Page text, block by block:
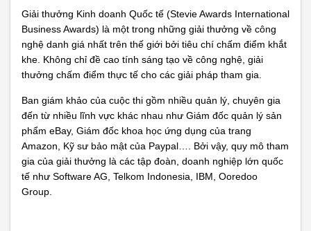
Giải thưởng Kinh doanh Quốc tế (Stevie Awards International
Business Awards) là một trong những giải thưởng về công
nghệ danh giá nhất trên thế giới bởi tiêu chí chấm điểm khắt
khe. Không chỉ đề cao tính sáng tạo về công nghệ, giải
thưởng chấm điểm thực tế cho các giải pháp tham gia.
Ban giám khảo của cuộc thi gồm nhiều quản lý, chuyên gia
đến từ nhiều lĩnh vực khác nhau như Giám đốc quản lý sản
phẩm eBay, Giám đốc khoa học ứng dụng của trang
Amazon, Kỹ sư bảo mật của Paypal…. Bởi vậy, quy mô tham
gia của giải thưởng là các tập đoàn, doanh nghiệp lớn quốc
tế như Software AG, Telkom Indonesia, IBM, Ooredoo
Group.